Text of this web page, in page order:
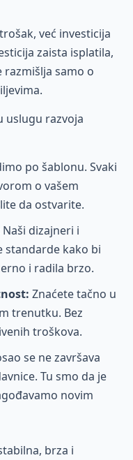
već investicija
zaista isplatila,
samo o
uslugu razvoja
po šablonu. Svaki
o vašem
da ostvarite.
Naši dizajneri i
standarde kako bi
i radila brzo.
Znaćete tačno u
trenutku. Bez
troškova.
se ne završava
Tu smo da je
novim
brza i